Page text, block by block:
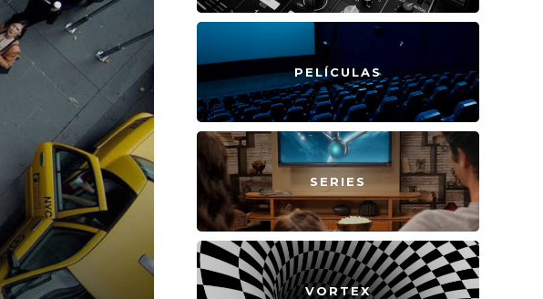
PELÍCULAS
SERIES
VORTEX